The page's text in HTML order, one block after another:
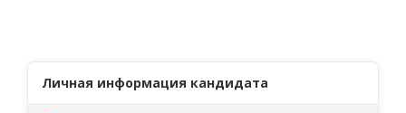
Личная информация кандидата